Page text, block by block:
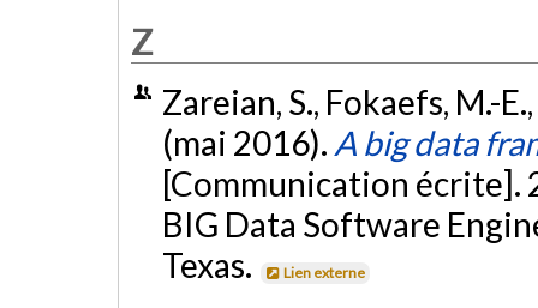
Z
Zareian, S., Fokaefs, M.-
(mai 2016). A big data
[Communication
BIG Data Software
Texas.
Lien externe